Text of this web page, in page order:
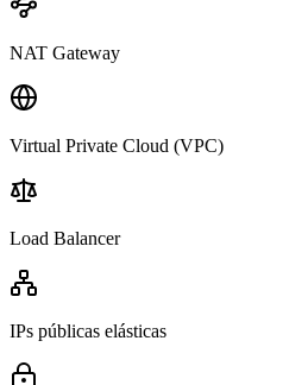
NAT Gateway
Virtual Private Cloud (VPC)
Load Balancer
IPs públicas elásticas